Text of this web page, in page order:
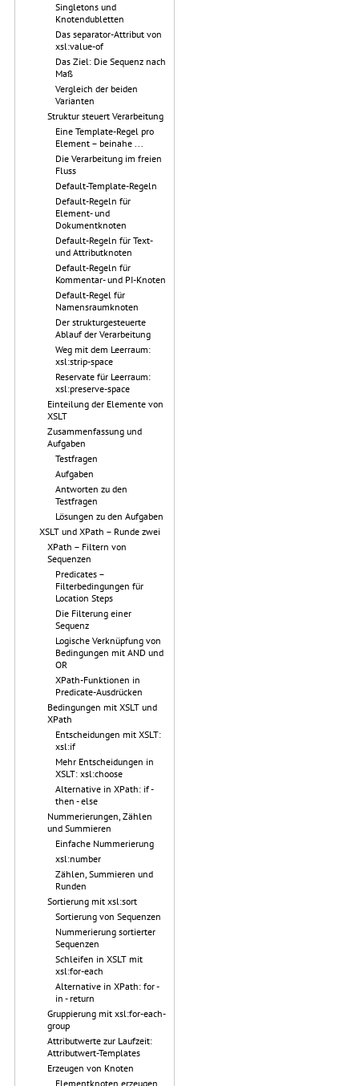
Singletons und
Knotendubletten
Das separator-Attribut von
xsl:value-of
Das Ziel: Die Sequenz nach
Maß
Vergleich der beiden
Varianten
Struktur steuert Verarbeitung
Eine Template-Regel pro
Element – beinahe ...
Die Verarbeitung im freien
Fluss
Default-Template-Regeln
Default-Regeln für
Element- und
Dokumentknoten
Default-Regeln für Text-
und Attributknoten
Default-Regeln für
Kommentar- und PI-Knoten
Default-Regel für
Namensraumknoten
Der strukturgesteuerte
Ablauf der Verarbeitung
Weg mit dem Leerraum:
xsl:strip-space
Reservate für Leerraum:
xsl:preserve-space
Einteilung der Elemente von
XSLT
Zusammenfassung und
Aufgaben
Testfragen
Aufgaben
Antworten zu den
Testfragen
Lösungen zu den Aufgaben
XSLT und XPath – Runde zwei
XPath – Filtern von
Sequenzen
Predicates –
Filterbedingungen für
Location Steps
Die Filterung einer
Sequenz
Logische Verknüpfung von
Bedingungen mit AND und
OR
XPath-Funktionen in
Predicate-Ausdrücken
Bedingungen mit XSLT und
XPath
Entscheidungen mit XSLT:
xsl:if
Mehr Entscheidungen in
XSLT: xsl:choose
Alternative in XPath: if -
then - else
Nummerierungen, Zählen
und Summieren
Einfache Nummerierung
xsl:number
Zählen, Summieren und
Runden
Sortierung mit xsl:sort
Sortierung von Sequenzen
Nummerierung sortierter
Sequenzen
Schleifen in XSLT mit
xsl:for-each
Alternative in XPath: for -
in - return
Gruppierung mit xsl:for-each-
group
Attributwerte zur Laufzeit:
Attributwert-Templates
Erzeugen von Knoten
Elementknoten erzeugen